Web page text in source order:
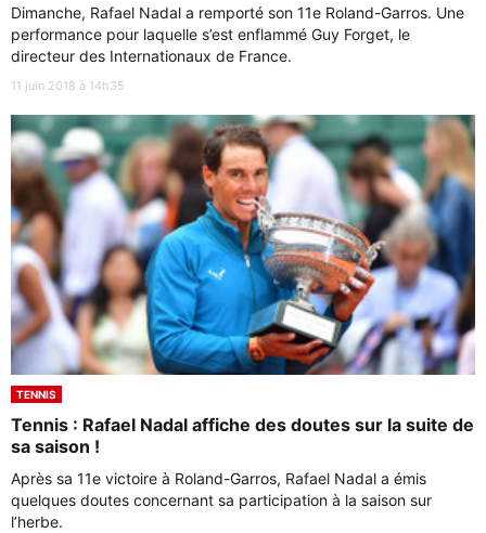
Dimanche, Rafael Nadal a remporté son 11e Roland-Garros. Une
performance pour laquelle s’est enflammé Guy Forget, le
directeur des Internationaux de France.
11 juin 2018 à 14h35
TENNIS
Tennis : Rafael Nadal affiche des doutes sur la suite de
sa saison !
Après sa 11e victoire à Roland-Garros, Rafael Nadal a émis
quelques doutes concernant sa participation à la saison sur
l’herbe.